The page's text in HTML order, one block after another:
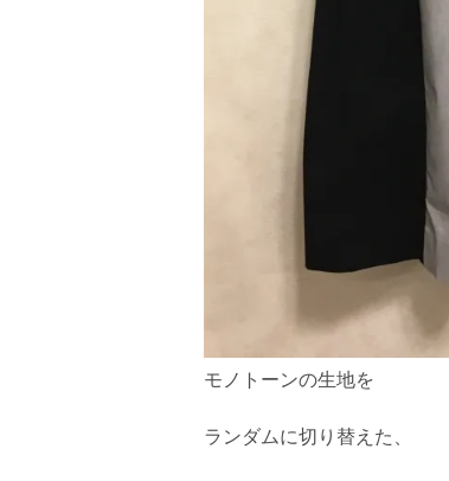
モノトーンの生地を
ランダムに切り替えた、